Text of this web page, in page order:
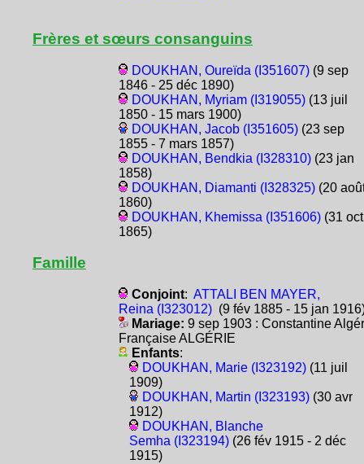
Frères et sœurs consanguins
DOUKHAN, Oureïda (I351607)(9 sep
1846 - 25 déc 1890)
DOUKHAN, Myriam (I319055)(13 juil
1850 - 15 mars 1900)
DOUKHAN, Jacob (I351605)(23 sep
1855 - 7 mars 1857)
DOUKHAN, Bendkia (I328310)(23 jan
1858)
DOUKHAN, Diamanti (I328325)(20
1860)
DOUKHAN, Khemissa (I351606)(31 oct
1865)
Famille
Conjoint: ATTALI BEN MAYER,
Reina (I323012)(9 fév 1885 - 15 jan
Mariage: 9 sep 1903 : Constantine
Française ALGÉRIE
Enfants:
DOUKHAN, Marie (I323192)(11 juil
1909)
DOUKHAN, Martin (I323193)(30 avr
1912)
DOUKHAN, Blanche
Semha (I323194)(26 fév 1915 - 2 déc
1915)